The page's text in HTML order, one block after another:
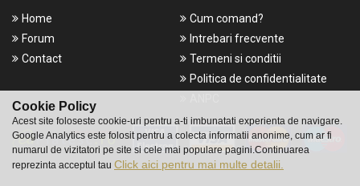
Cookie Policy
Acest site foloseste cookie-uri pentru a-ti imbunatati experienta de navigare.
Google Analytics este folosit pentru a colecta informatii anonime, cum ar fi
numarul de vizitatori pe site si cele mai populare pagini.Continuarea
reprezinta acceptul tau Click aici pentru mai multe detalii.
Home
Forum
Contact
Cum comand?
Intrebari frecvente
Termeni si conditii
Politica de confidentialitate